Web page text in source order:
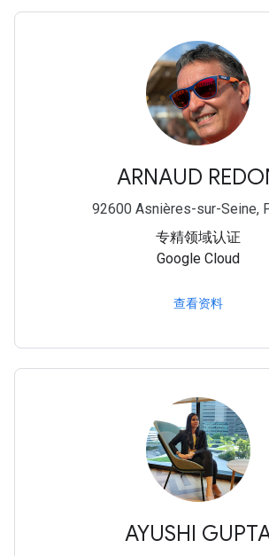
ARNAUD
92600 Asnières-sur-Seine,
专精领域认证
Google Cloud
查看资料
AYUSHI